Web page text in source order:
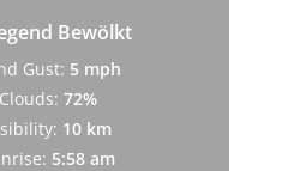
Bewölkt
Gust: 5 mph
Clouds: 72%
10 km
5:58 am